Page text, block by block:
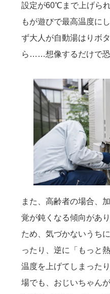
設定が60℃まで上げら
もが遊びで最高温度に
ず大人が自動湯はりボ
ら……想像するだけで恐
また、高齢者の場合、
覚が鈍くなる傾向があ
ため、気づかないうち
ったり、逆に「もっと
温度を上げてしまった
場でも、おじいちゃん